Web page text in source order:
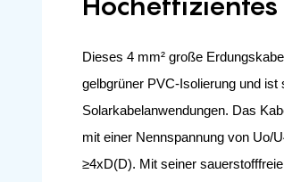
Dieses 4 mm² große
gelbgrüner PVC-Isolierung und
Solarkabelanwendungen. Das
mit einer Nennspannung von Uo/
≥4xD(D). Mit seiner